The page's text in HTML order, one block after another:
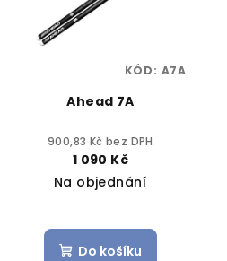
Ahead 7A
900,83 Kč bez DPH
1 090 Kč
Na objednání
Do košíku
KÓD: A7A